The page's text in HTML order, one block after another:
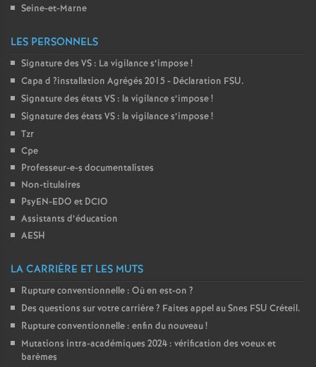
a
n
r
s
Seine-et-Marne
LES PERSONNELS
Signature des VS : La vigilance s’impose!
Capa d ?installation Agrégés 2015 - Déclaration FSU.
Signature des états VS : la vigilance s’impose!
Signature des états VS : la vigilance s’impose!
Tzr
Cpe
Professeur-e-s documentalistes
Non-titulaires
PsyEN-EDO et DCIO
Assistants d’éducation
AESH
LA CARRIÈRE ET LES MUTS
Rupture conventionnelle : Où en est-on ?
Des questions sur votre carrière? Faites appel au Snes FSU Créteil.
Rupture conventionnelle : enfin du nouveau!
Mutations intra-académiques 2024 : vérification des voeux et
barèmes